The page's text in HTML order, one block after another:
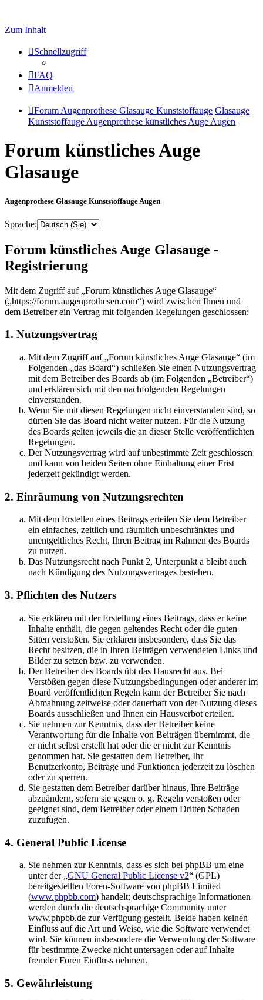
Zum Inhalt
Schnellzugriff
FAQ
Anmelden
Forum Augenprothese Glasauge Kunststoffauge Glasauge
Kunststoffauge Augenprothese künstliches Auge Augen
Forum künstliches Auge
Glasauge
Augenprothese Glasauge Kunststoffauge Augen
Sprache:
Forum künstliches Auge Glasauge -
Registrierung
Mit dem Zugriff auf „Forum künstliches Auge Glasauge“
(„https://forum.augenprothesen.com“) wird zwischen Ihnen und
dem Betreiber ein Vertrag mit folgenden Regelungen geschlossen:
1. Nutzungsvertrag
Mit dem Zugriff auf „Forum künstliches Auge Glasauge“ (im
Folgenden „das Board“) schließen Sie einen Nutzungsvertrag
mit dem Betreiber des Boards ab (im Folgenden „Betreiber“)
und erklären sich mit den nachfolgenden Regelungen
einverstanden.
Wenn Sie mit diesen Regelungen nicht einverstanden sind, so
dürfen Sie das Board nicht weiter nutzen. Für die Nutzung
des Boards gelten jeweils die an dieser Stelle veröffentlichten
Regelungen.
Der Nutzungsvertrag wird auf unbestimmte Zeit geschlossen
und kann von beiden Seiten ohne Einhaltung einer Frist
jederzeit gekündigt werden.
2. Einräumung von Nutzungsrechten
Mit dem Erstellen eines Beitrags erteilen Sie dem Betreiber
ein einfaches, zeitlich und räumlich unbeschränktes und
unentgeltliches Recht, Ihren Beitrag im Rahmen des Boards
zu nutzen.
Das Nutzungsrecht nach Punkt 2, Unterpunkt a bleibt auch
nach Kündigung des Nutzungsvertrages bestehen.
3. Pflichten des Nutzers
Sie erklären mit der Erstellung eines Beitrags, dass er keine
Inhalte enthält, die gegen geltendes Recht oder die guten
Sitten verstoßen. Sie erklären insbesondere, dass Sie das
Recht besitzen, die in Ihren Beiträgen verwendeten Links und
Bilder zu setzen bzw. zu verwenden.
Der Betreiber des Boards übt das Hausrecht aus. Bei
Verstößen gegen diese Nutzungsbedingungen oder anderer im
Board veröffentlichten Regeln kann der Betreiber Sie nach
Abmahnung zeitweise oder dauerhaft von der Nutzung dieses
Boards ausschließen und Ihnen ein Hausverbot erteilen.
Sie nehmen zur Kenntnis, dass der Betreiber keine
Verantwortung für die Inhalte von Beiträgen übernimmt, die
er nicht selbst erstellt hat oder die er nicht zur Kenntnis
genommen hat. Sie gestatten dem Betreiber, Ihr
Benutzerkonto, Beiträge und Funktionen jederzeit zu löschen
oder zu sperren.
Sie gestatten dem Betreiber darüber hinaus, Ihre Beiträge
abzuändern, sofern sie gegen o. g. Regeln verstoßen oder
geeignet sind, dem Betreiber oder einem Dritten Schaden
zuzufügen.
4. General Public License
Sie nehmen zur Kenntnis, dass es sich bei phpBB um eine
unter der „GNU General Public License v2“ (GPL)
bereitgestellten Foren-Software von phpBB Limited
(www.phpbb.com) handelt; deutschsprachige Informationen
werden durch die deutschsprachige Community unter
www.phpbb.de zur Verfügung gestellt. Beide haben keinen
Einfluss auf die Art und Weise, wie die Software verwendet
wird. Sie können insbesondere die Verwendung der Software
für bestimmte Zwecke nicht untersagen oder auf Inhalte
fremder Foren Einfluss nehmen.
5. Gewährleistung